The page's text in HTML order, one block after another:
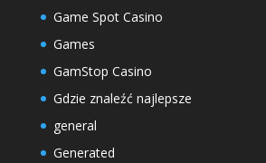
Game Spot Casino
Games
GamStop Casino
Gdzie znaleźć najlepsze
general
Generated